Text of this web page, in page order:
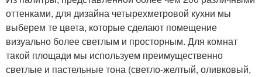
оттенками, для дизайна четырехметровой кухни мы
выберем те цвета, которые сделают помещение
визуально более светлым и просторным. Для комнат
такой площади мы используем преимущественно
светлые и пастельные тона (светло-желтый, оливковый,